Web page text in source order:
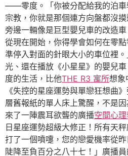
——零度。「你被分配給我的泊車
宗教，你就是那個連方向盤都沒
旁邊一輛像是巨型嬰兒車的改造
從現在開始，你得學會如何在零
準停入對面的針眼大小的車位裡
光、還在播放《小星星》的嬰兒
度的生活，比他THE R3 寓所想象
《失控的星座運勢與單戀狂想曲
層舊報紙的單人床上驚醒，不是
來了一陣震耳欲聾的廣播空間心
日星座運勢超級大修正！所有天
打了一個噴嚏，您的戀愛機率從
陡降至負百分之八十七！」廣播